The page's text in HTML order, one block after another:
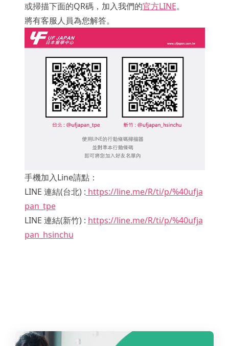
或掃描下面的QR碼，加入我們的官方LINE。
將有客服人員為您解答。
手機加入Line請點：
LINE 連結(台北) : https://line.me/R/ti/p/%40ufja
pan_tpe
LINE 連結(新竹) : https://line.me/R/ti/p/%40ufja
pan_hsinchu